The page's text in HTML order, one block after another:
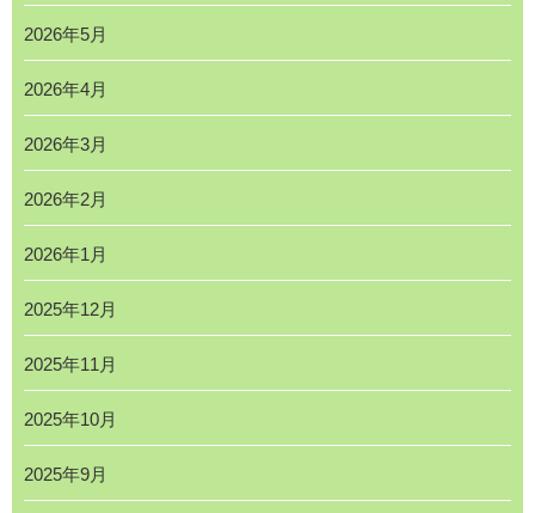
2026年5月
2026年4月
2026年3月
2026年2月
2026年1月
2025年12月
2025年11月
2025年10月
2025年9月